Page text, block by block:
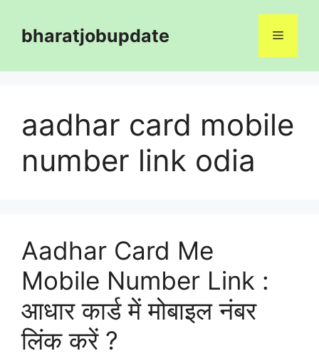
contentbharatjobupdate Menu
aadhar card mobile
number link odia
Aadhar Card Me
Mobile Number Link :
आधार कार्ड में मोबाइल नंबर
लिंक करें ?